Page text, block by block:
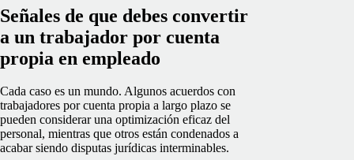
Señales de que debes convertir
a un trabajador por cuenta
propia en empleado
Cada caso es un mundo. Algunos acuerdos con
trabajadores por cuenta propia a largo plazo se
pueden considerar una optimización eficaz del
personal, mientras que otros están condenados a
acabar siendo disputas jurídicas interminables.